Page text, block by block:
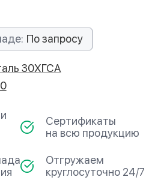
По запросу
30ХГСА
Сертификаты
на всю продукцию
Отгружаем
круглосуточно 24/7